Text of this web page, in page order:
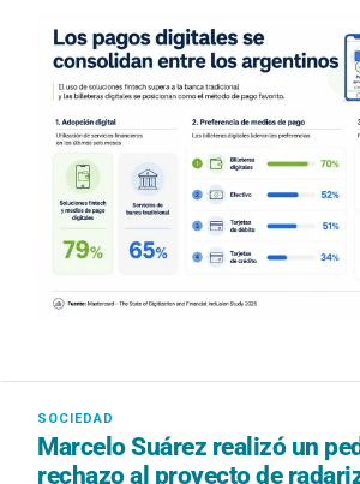
Marcelo Suárez realizó un
rechazo al proyecto de